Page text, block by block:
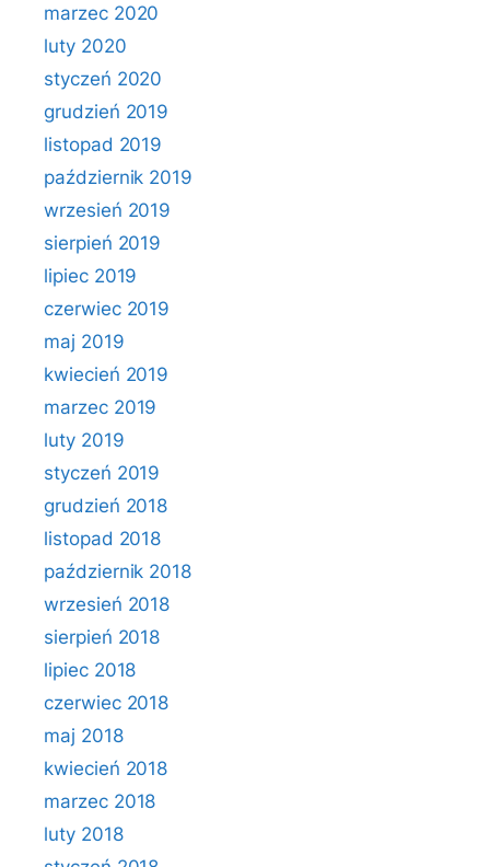
marzec 2020
luty 2020
styczeń 2020
grudzień 2019
listopad 2019
październik 2019
wrzesień 2019
sierpień 2019
lipiec 2019
czerwiec 2019
maj 2019
kwiecień 2019
marzec 2019
luty 2019
styczeń 2019
grudzień 2018
listopad 2018
październik 2018
wrzesień 2018
sierpień 2018
lipiec 2018
czerwiec 2018
maj 2018
kwiecień 2018
marzec 2018
luty 2018